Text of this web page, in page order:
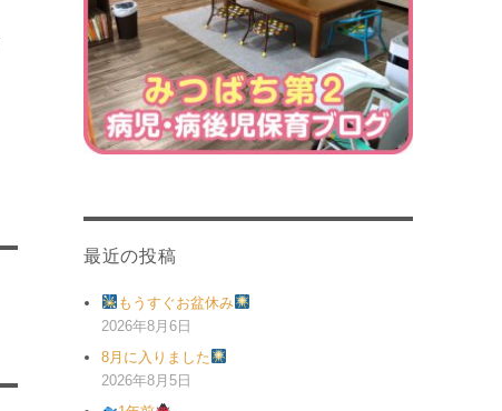
最近の投稿
もうすぐお盆休み
2026年8月6日
8月に入りました
2026年8月5日